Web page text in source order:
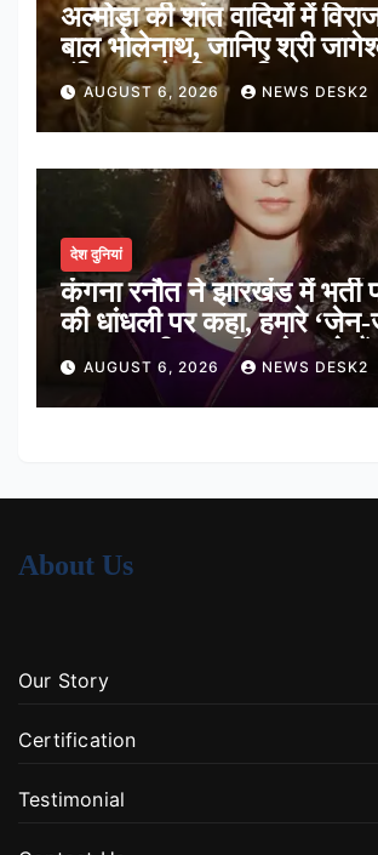
अल्मोड़ा की शांत वादियों में
बाल भोलेनाथ, जानिए श्री
मंदिर का पौराणिक इतिहास
AUGUST 6, 2026 NEWS DESK2
देश दुनियां
कंगना रनौत ने झारखंड में भर्ती
की धांधली पर कहा, हमारे
हर तरह की तकलीफ झेल रहे हैं
AUGUST 6, 2026 NEWS DESK2
About Us
Our Story
Certification
Testimonial